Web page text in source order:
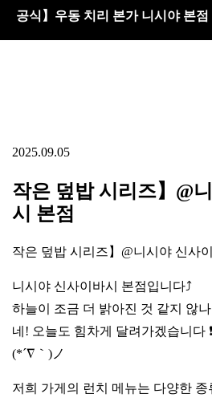
공식】우동 치리 본가 니시야 본점
2025.09.05
작은 덮밥 시리즈】@
시 본점
작은 덮밥 시리즈】@니시야 신사
니시야 신사이바시 본점입니다⤴️
하늘이 조금 더 밝아진 것 같지 않
네! 오늘도 힘차게 달려가겠습니다
(*´∇｀)ノ
저희 가게의 런치 메뉴는 다양한 종